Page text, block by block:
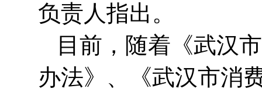
负责人指出。
目前，随着《武汉
办法》、《武汉市消